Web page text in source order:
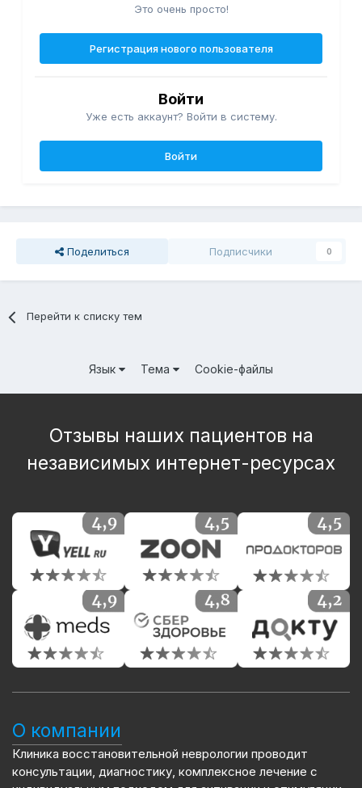
таком диагнозе установить инвалидность хотя бы на год?
Это очень просто!
Регистрация нового пользователя
Войти
Уже есть аккаунт? Войти в систему.
Войти
Поделиться Подписчики 0
Перейти к списку тем
Язык Тема Cookie-файлы
Отзывы наших пациентов на
независимых интернет-ресурсах
О компании
Клиника восстановительной неврологии проводит
консультации, диагностику, комплексное лечение с